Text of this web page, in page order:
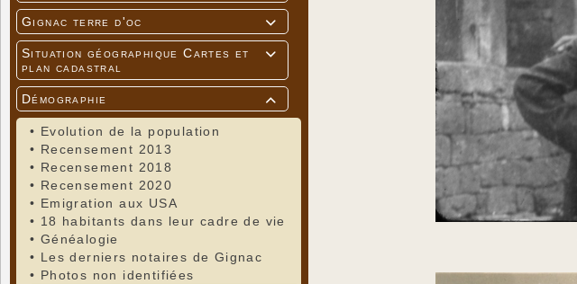

Gignac terre d'oc

Situation géographique Cartes et
plan cadastral

Démographie
• Evolution de la population
• Recensement 2013
• Recensement 2018
• Recensement 2020
• Emigration aux USA
• 18 habitants dans leur cadre de vie
• Généalogie
• Les derniers notaires de Gignac
• Photos non identifiées